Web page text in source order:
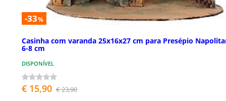
-33%
Casinha com varanda 25x16x27 cm para Presépio
6-8 cm
DISPONÍVEL
€ 15,90 € 23,90